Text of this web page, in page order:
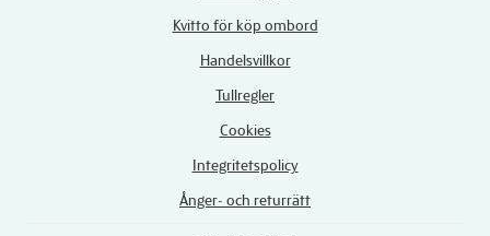
Kvitto för köp ombord
Handelsvillkor
Tullregler
Cookies
Integritetspolicy
Ånger- och returrätt